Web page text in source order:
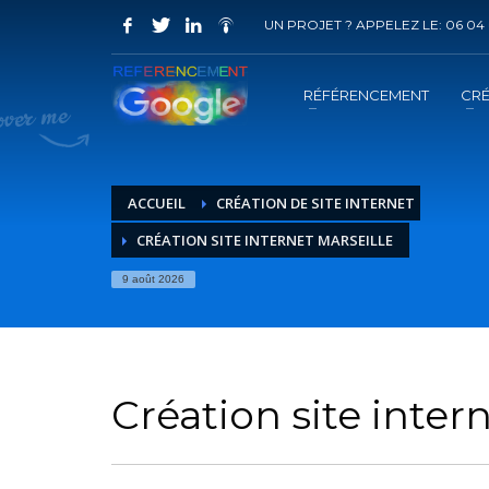
COMMENT ACHETER UN PRESTATION
1 Choisir la prestation
Vous recevrez sous 5 jours ouvrés un mail de
UN PROJET ? APPELEZ LE: 06 04
RÉFÉRENCEMENT
ACCUEIL
CRÉATION DE SITE INTERNET
CRÉATION SITE INTERNET MARSEILLE
9 août 2026
Création site